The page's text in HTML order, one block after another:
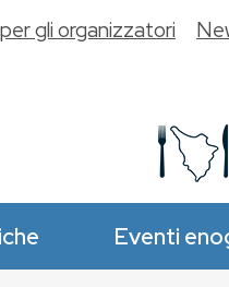
Eventi
gli organizzatori